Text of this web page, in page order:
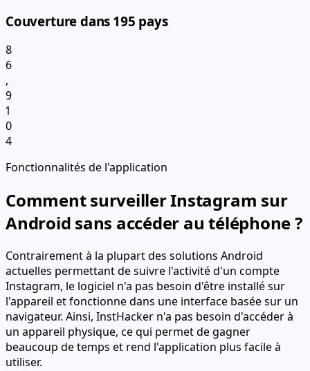
Couverture dans 195 pays
8
6
,
9
1
0
4
Fonctionnalités de l'application
Comment surveiller Instagram sur
Android sans accéder au téléphone ?
Contrairement à la plupart des solutions Android
actuelles permettant de suivre l'activité d'un compte
Instagram, le logiciel n'a pas besoin d'être installé sur
l'appareil et fonctionne dans une interface basée sur un
navigateur. Ainsi, InstHacker n'a pas besoin d'accéder à
un appareil physique, ce qui permet de gagner
beaucoup de temps et rend l'application plus facile à
utiliser.